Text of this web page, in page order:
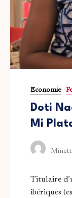
Economie
Doti
Mi
Titulaire
ibériques